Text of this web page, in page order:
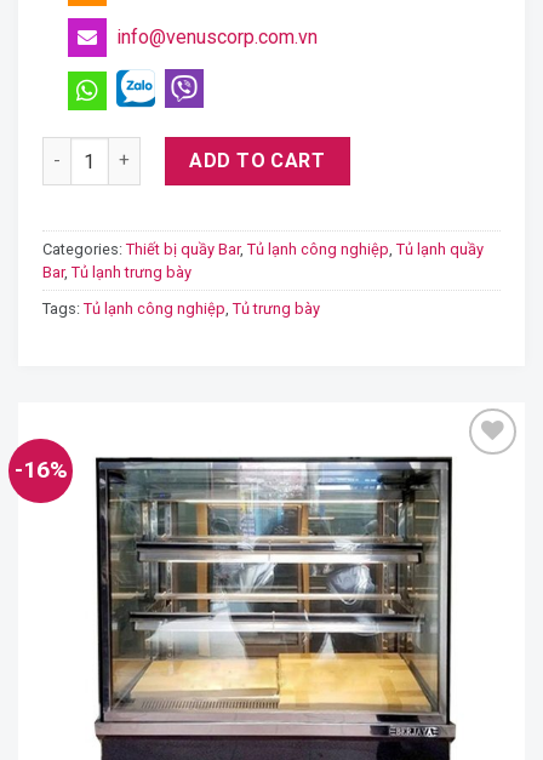
-16%
info@venuscorp.com.vn
Tủ trưng bày kính vuông Berjaya Rcs12sb13-2fb quantity
ADD TO CART
Categories: Thiết bị quầy Bar, Tủ lạnh công nghiệp Tủ lạnh quầy
Bar, Tủ lạnh trưng bày
Tags: Tủ lạnh công nghiệp Tủ trưng bày